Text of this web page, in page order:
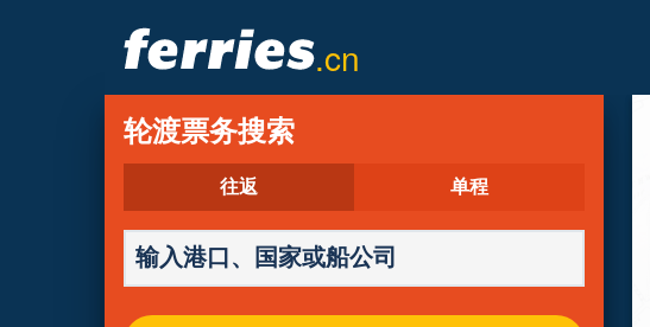
.cn
轮渡票务搜索
往返 单程